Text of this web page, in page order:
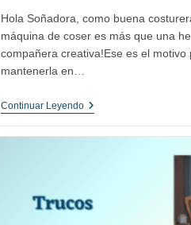
la
Hola Soñadora, como buena
máquina de coser es más que una
compañera creativa!Ese es el motivo
mantenerla en…
Continuar LeyendoConsejos
Perfecto